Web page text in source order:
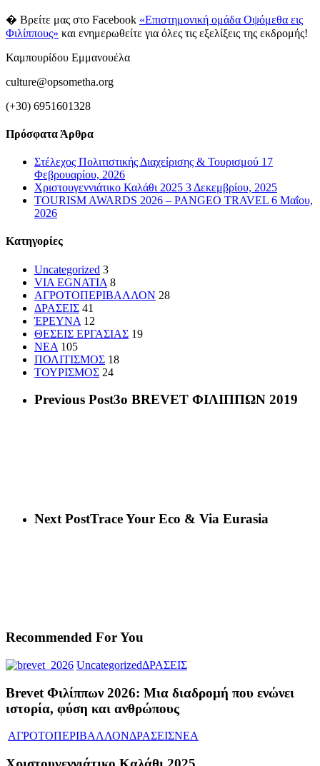
� Βρείτε μας στο Facebook «Επιστημονική ομάδα Οψόμεθα εις
Φιλίππους» και ενημερωθείτε για όλες τις εξελίξεις της εκδρομής!
Καμπουρίδου Εμμανουέλα
culture@opsometha.org
(+30) 6951601328
Πρόσφατα Άρθρα
Στέλεχος Πολιτιστικής Διαχείρισης & Τουρισμού 17
Φεβρουαρίου, 2026
Χριστουγεννιάτικο Καλάθι 2025 3 Δεκεμβρίου, 2025
TOURISM AWARDS 2026 – PANGEO TRAVEL 6 Μαΐου,
2026
Kατηγορίες
Uncategorized 3
VIA EGNATIA 8
ΑΓΡΟΤΟΠΕΡΙΒΑΛΛΟΝ 28
ΔΡΑΣΕΙΣ 41
ΈΡΕΥΝΑ 12
ΘΕΣΕΙΣ ΕΡΓΑΣΙΑΣ 19
ΝΕΑ 105
ΠΟΛΙΤΙΣΜΟΣ 18
ΤΟΥΡΙΣΜΟΣ 24
Previous Post3ο BREVET ΦΙΛΙΠΠΩΝ 2019
Next PostTrace Your Eco & Via Eurasia
Recommended For You
UncategorizedΔΡΑΣΕΙΣ
Brevet Φιλίππων 2026: Μια διαδρομή που ενώνει
ιστορία, φύση και ανθρώπους
ΑΓΡΟΤΟΠΕΡΙΒΑΛΛΟΝΔΡΑΣΕΙΣΝΕΑ